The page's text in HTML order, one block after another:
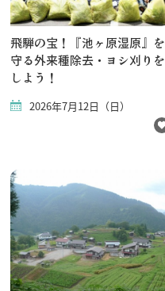
飛騨の宝！『池ヶ原湿原』を
守る外来種除去・ヨシ刈りを
しよう！
2026年7月12日（日）